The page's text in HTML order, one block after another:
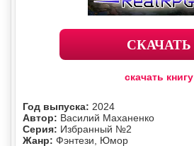
СКАЧАТЬ
скачать книгу
Год выпуска: 2024
Автор: Василий Маханенко
Серия: Избранный №2
Жанр: Фэнтези, Юмор